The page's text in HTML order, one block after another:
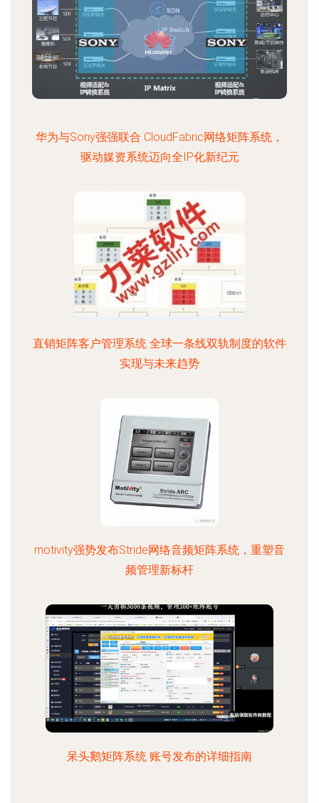
华为与Sony强强联合 CloudFabric网络矩阵系统，
驱动媒资系统迈向全IP化新纪元
直销矩阵客户管理系统 全球一条线双轨制度的软件
实现与未来趋势
motivity强势发布Stride网络音频矩阵系统，重塑音
频管理新标杆
呆头鹅矩阵系统 账号发布的详细指南